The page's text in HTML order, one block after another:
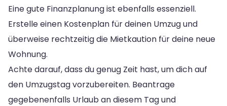
Eine gute Finanzplanung ist ebenfalls essenziell.
Erstelle einen Kostenplan für deinen Umzug und
überweise rechtzeitig die Mietkaution für deine neue
Wohnung.
Achte darauf, dass du genug Zeit hast, um dich auf
den Umzugstag vorzubereiten. Beantrage
gegebenenfalls Urlaub an diesem Tag und